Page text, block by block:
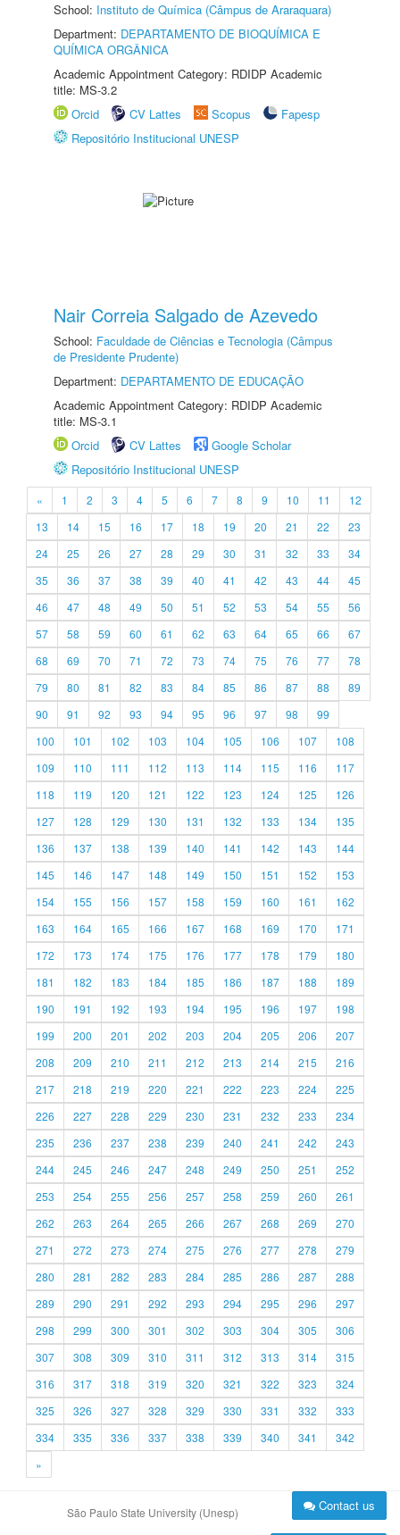
School: Instituto de Química (Câmpus de Araraquara)
Department: DEPARTAMENTO DE BIOQUÍMICA E
QUÍMICA ORGÂNICA
Academic Appointment Category: RDIDP Academic
title: MS-3.2
Orcid
CV Lattes Scopus
Fapesp
Repositório Institucional UNESP
Nair Correia Salgado de Azevedo
School: Faculdade de Ciências e Tecnologia (Câmpus
de Presidente Prudente)
Department: DEPARTAMENTO DE EDUCAÇÃO
Academic Appointment Category: RDIDP Academic
title: MS-3.1
Orcid
CV Lattes
Google Scholar
Repositório Institucional UNESP
« 1 2 3 4 5 6 7 8 9 10 11
12
13
14 15 16 17 18 19 20 21 22
23
24
25 26 27 28 29 30 31 32 33
34
35
36 37 38 39 40 41 42 43 44
45
46
47 48 49 50 51 52 53 54 55
56
57
58 59 60 61 62 63 64 65 66
67
68
69 70 71 72 73 74 75 76 77
78
79
80 81 82 83 84 85 86 87 88
89
90
91 92 93 94 95 96 97 98
99
100
101 102 103 104 105 106 107
108
109
110 111 112 113 114 115 116
117
118
119 120 121 122 123 124 125
126
127
128 129 130 131 132 133 134
135
136
137 138 139 140 141 142 143
144
145
146 147 148 149 150 151 152
153
154
155 156 157 158 159 160 161
162
163
164 165 166 167 168 169 170
171
172
173 174 175 176 177 178 179
180
181
182 183 184 185 186 187 188
189
190
191 192 193 194 195 196 197
198
199
200 201 202 203 204 205 206
207
208
209 210 211 212 213 214 215
216
217
218 219 220 221 222 223 224
225
226
227 228 229 230 231 232 233
234
235
236 237 238 239 240 241 242
243
244
245 246 247 248 249 250 251
252
253
254 255 256 257 258 259 260
261
262
263 264 265 266 267 268 269
270
271
272 273 274 275 276 277 278
279
280
281 282 283 284 285 286 287
288
289
290 291 292 293 294 295 296
297
298
299 300 301 302 303 304 305
306
307
308 309 310 311 312 313 314
315
316
317 318 319 320 321 322 323
324
325
326 327 328 329 330 331 332
333
334
335 336 337 338 339 340 341
342
»
São Paulo State University (Unesp) Contact us